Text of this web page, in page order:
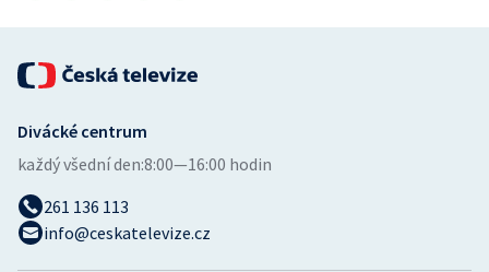
Divácké centrum
každý všední den:8:00—16:00 hodin
261 136 113
info@ceskatelevize.cz